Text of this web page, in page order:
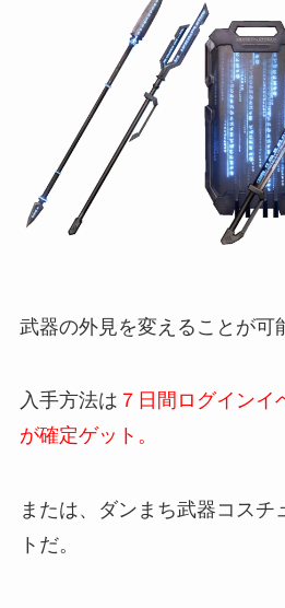
武器の外見を変えることが可
入手方法は ７日間ログインイ
が確定ゲット。
または、ダンまち武器コスチ
トだ。